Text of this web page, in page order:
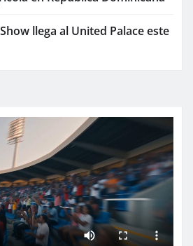
llega al United Palace este